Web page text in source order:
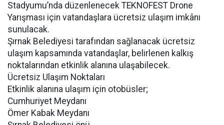
Stadyumu’nda düzenlenecek TEKNOFEST Drone
Yarışması için vatandaşlara ücretsiz ulaşım imkânı
sunulacak.
Şırnak Belediyesi tarafından sağlanacak ücretsiz
ulaşım kapsamında vatandaşlar, belirlenen kalkış
noktalarından etkinlik alanına ulaşabilecek.
Ücretsiz Ulaşım Noktaları
Etkinlik alanına ulaşım için otobüsler;
Cumhuriyet Meydanı
Ömer Kabak Meydanı